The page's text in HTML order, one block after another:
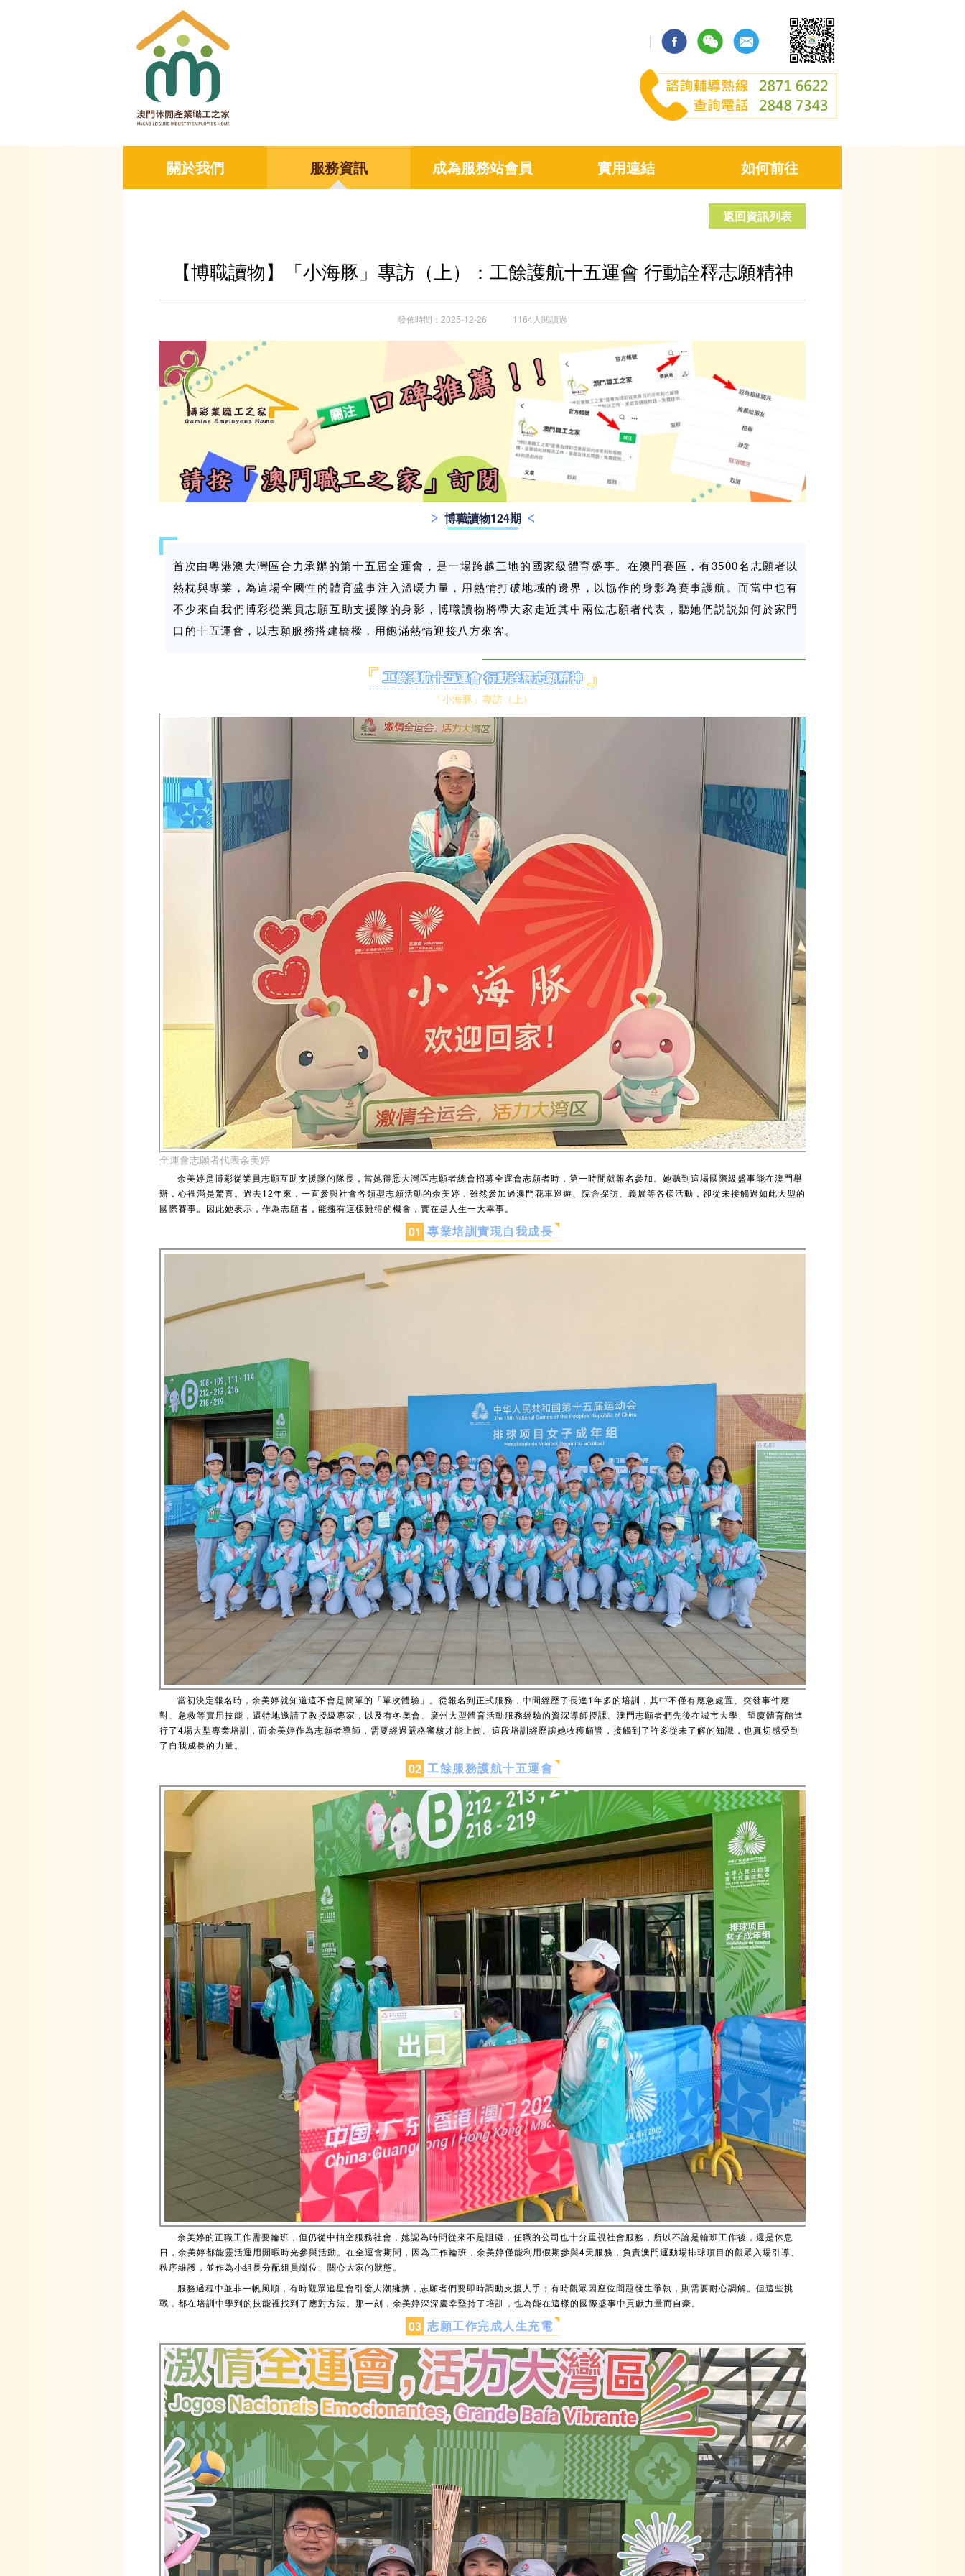
關於我們 服務資訊 成為服務站會員 實用連結 如何前往
返回資訊列表
【博職讀物】「小海豚」專訪（上）：工餘護航十五運會 行動詮釋志願精神
發佈時間：2025-12-26 1164人閱讀過
博職讀物124期
首次由粵港澳大灣區合力承辦的第十五屆全運會，是一場跨越三地的國家級體育盛事。在澳門賽區，有3500名志願者以
熱枕與專業，為這場全國性的體育盛事注入溫暖力量，用熱情打破地域的邊界，以協作的身影為賽事護航。而當中也有
不少來自我們博彩從業員志願互助支援隊的身影，博職讀物將帶大家走近其中兩位志願者代表，聽她們説説如何於家門
口的十五運會，以志願服務搭建橋樑，用飽滿熱情迎接八方來客。
工餘護航十五運會 行動詮釋志願精神
「小海豚」專訪（上）
全運會志願者代表余美婷
余美婷是博彩從業員志願互助支援隊的隊長，當她得悉大灣區志願者總會招募全運會志願者時，第一時間就報名參加。她聽到這場國際級盛事能在澳門舉
辦，心裡滿是驚喜。過去12年來，一直參與社會各類型志願活動的余美婷，雖然參加過澳門花車巡遊、院舍探訪、義展等各樣活動，卻從未接觸過如此大型的
國際賽事。因此她表示，作為志願者，能擁有這樣難得的機會，實在是人生一大幸事。
01 專業培訓實現自我成長
當初決定報名時，余美婷就知道這不會是簡單的「單次體驗」。從報名到正式服務，中間經歷了長達1年多的培訓，其中不僅有應急處置、突發事件應
對、急救等實用技能，還特地邀請了教授級專家，以及有冬奧會、廣州大型體育活動服務經驗的資深導師授課。澳門志願者們先後在城市大學、望廈體育館進
行了4場大型專業培訓，而余美婷作為志願者導師，需要經過嚴格審核才能上崗。這段培訓經歷讓她收穫頗豐，接觸到了許多從未了解的知識，也真切感受到
了自我成長的力量。
02 工餘服務護航十五運會
余美婷的正職工作需要輪班，但仍從中抽空服務社會，她認為時間從來不是阻礙，任職的公司也十分重視社會服務，所以不論是輪班工作後，還是休息
日，余美婷都能靈活運用閒暇時光參與活動。在全運會期間，因為工作輪班，余美婷僅能利用假期參與4天服務，負責澳門運動場排球項目的觀眾入場引導、
秩序維護，並作為小組長分配組員崗位、關心大家的狀態。
服務過程中並非一帆風順，有時觀眾追星會引發人潮擁擠，志願者們要即時調動支援人手；有時觀眾因座位問題發生爭執，則需要耐心調解。但這些挑
戰，都在培訓中學到的技能裡找到了應對方法。那一刻，余美婷深深慶幸堅持了培訓，也為能在這樣的國際盛事中貢獻力量而自豪。
03 志願工作完成人生充電